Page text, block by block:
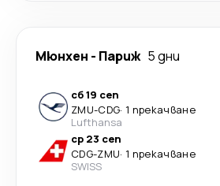
Мюнхен - Париж 5 дни
сб 19 сеп
ZMU-CDG· 1 прекачване
Lufthansa
ср 23 сеп
CDG-ZMU· 1 прекачване
SWISS